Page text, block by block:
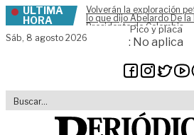
Skip to content
ÚLTIMA
HORA
Volverán la exploración
lo que dijo Abelardo De
Presidente de Colombia
Sáb, 8 agosto 2026
Pico y placa
: No aplica